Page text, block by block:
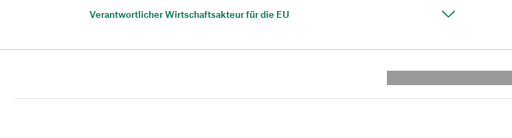
Verantwortlicher Wirtschaftsakteur für die EU